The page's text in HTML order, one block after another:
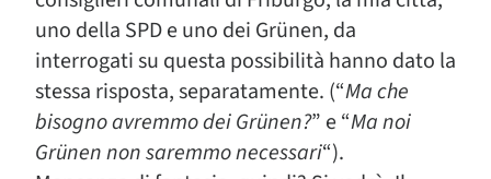
uno della SPD e uno dei Grünen, da
interrogati su questa possibilità hanno dato la
stessa risposta, separatamente. (“Ma che
bisogno avremmo dei Grünen?” e “Ma noi
Grünen non saremmo necessari“).